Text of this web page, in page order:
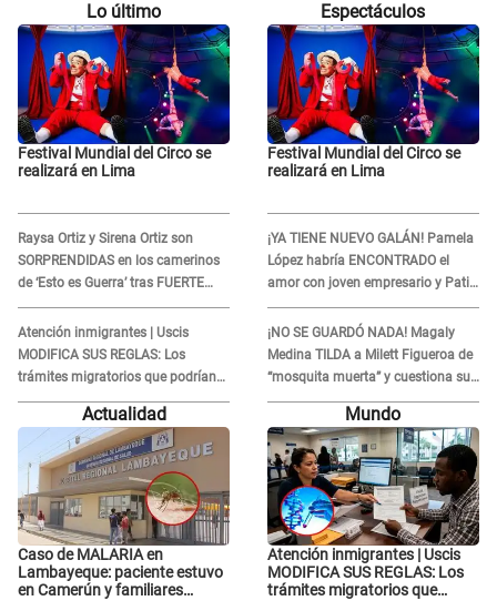
Lo último
Festival Mundial del Circo se
realizará en Lima
Raysa Ortiz y Sirena Ortiz son
SORPRENDIDAS en los camerinos
de ‘Esto es Guerra’ tras FUERTE
ENFRENTAMIENTO con Gabriel
Moisés: “Gracias”
Atención inmigrantes | Uscis
MODIFICA SUS REGLAS: Los
trámites migratorios que podrían
necesitar tu prueba de ADN
Espectáculos
Festival Mundial del Circo se
realizará en Lima
¡YA TIENE NUEVO GALÁN! Pamela
López habría ENCONTRADO el
amor con joven empresario y Pati
Lorena la ECHA en VIVO
¡NO SE GUARDÓ NADA! Magaly
Medina TILDA a Milett Figueroa de
“mosquita muerta” y cuestiona su
RECONCILIACIÓN con Marcelo
Tinelli en TV argentina
Actualidad
Caso de MALARIA en
Lambayeque: paciente estuvo
en Camerún y familiares
Mundo
Atención inmigrantes | Uscis
MODIFICA SUS REGLAS: Los
trámites migratorios que